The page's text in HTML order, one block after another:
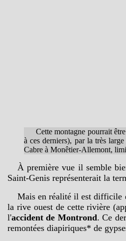
Cette montagne pourrait
à ces derniers), par la très
Cabre à Monêtier-Allemont,
À première vue il semble
Saint-Genis représenterait la
Mais en réalité il est difficile
la rive ouest de cette rivière
l'accident de Montrond. Ce
remontées diapiriques* de